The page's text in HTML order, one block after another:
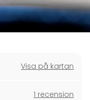
Visa på kartan
1 recension